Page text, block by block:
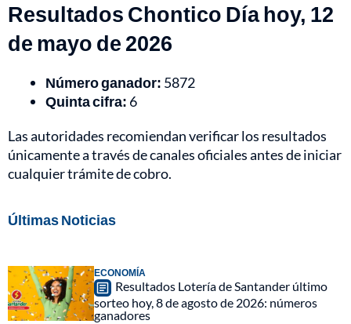
Resultados Chontico Día hoy, 12
de mayo de 2026
Número ganador: 5872
Quinta cifra: 6
Las autoridades recomiendan verificar los resultados
únicamente a través de canales oficiales antes de iniciar
cualquier trámite de cobro.
Últimas Noticias
ECONOMÍA
Resultados Lotería de Santander último
sorteo hoy, 8 de agosto de 2026: números
ganadores